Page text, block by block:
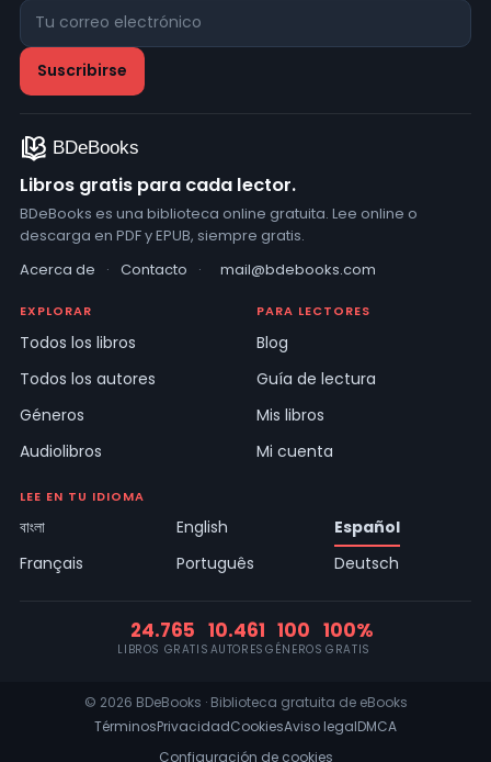
Libros gratis para cada lector.
BDeBooks es una biblioteca online gratuita. Lee online o
descarga en PDF y EPUB, siempre gratis.
Acerca de
· Contacto · mail@bdebooks.com
EXPLORAR
Todos los libros
Todos los autores
Géneros
Audiolibros
PARA LECTORES
Blog
Guía de lectura
Mis libros
Mi cuenta
LEE EN TU IDIOMA
বাংলা English
Español
Français
Português Deutsch
24.765
LIBROS GRATIS
10.461
AUTORES
100
GÉNEROS
100%
GRATIS
© 2026 BDeBooks · Biblioteca gratuita de eBooks
TérminosPrivacidadCookiesAviso legalDMCA
Configuración de cookies